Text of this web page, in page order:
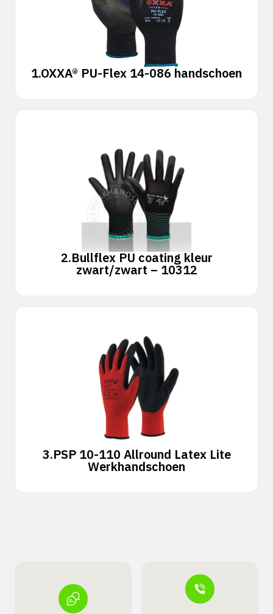
1.OXXA® PU-Flex 14-086 handschoen
2.Bullflex PU coating kleur
zwart/zwart – 10312
3.PSP 10-110 Allround Latex Lite
Werkhandschoen